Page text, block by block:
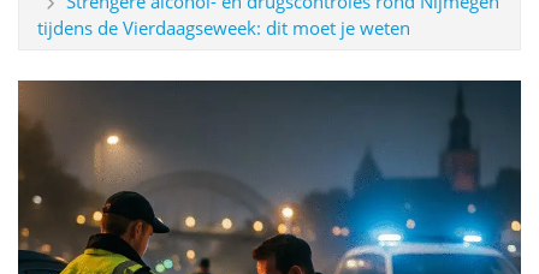
tijdens de Vierdaagseweek: dit moet je weten